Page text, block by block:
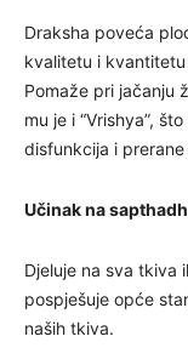
Draksha poveća
kvalitetu i
Pomaže pri jačanju
mu je i “Vrishya”,
disfunkcija i prerane
Učinak na
Djeluje na sva tkiva
pospješuje opće
naših tkiva.